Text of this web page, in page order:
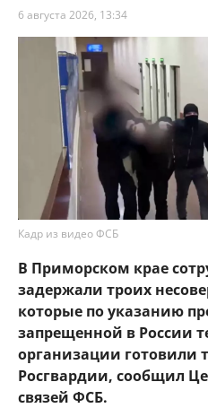
6 августа 2026, 13:34
Кадр из видео ФСБ
В Приморском крае
задержали троих
которые по указанию
запрещенной в России
организации готовили
Росгвардии, сообщил
связей ФСБ.